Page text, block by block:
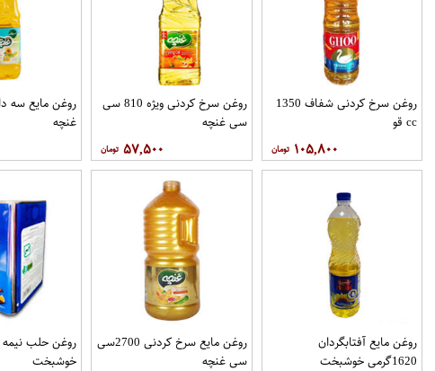
روغن سرخ کردنی شفاف 1350
cc قو
۱۰۵,۸۰۰
روغن سرخ کردنی ویژه 810 سی
سی غنچه
۵۷,۵۰۰
غنچه
روغن مايع آفتابگردان
1620گرمی خوشبخت
روغن مایع سرخ کردنی 2700سی
سی غنچه
خوشبخت